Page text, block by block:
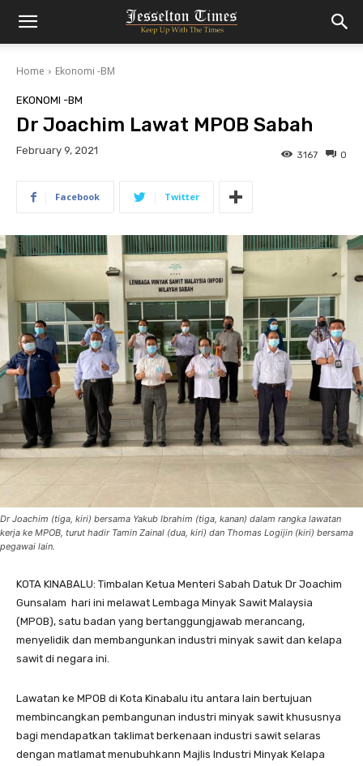
Home Ekonomi -BM
EKONOMI -BM
Dr Joachim Lawat MPOB Sabah
February 9, 2021 0
3167
Facebook Twitter
Dr Joachim (tiga, kiri) bersama Yakub Ibrahim (tiga, kanan) dalam rangka lawatan
kerja ke MPOB, turut hadir Tamin Zainal (dua, kiri) dan Thomas Logijin (kiri) bersama
pegawai lain.
KOTA KINABALU: Timbalan Ketua Menteri Sabah Datuk Dr Joachim
Gunsalam hari ini melawat Lembaga Minyak Sawit Malaysia
(MPOB), satu badan yang bertanggungjawab merancang,
menyelidik dan membangunkan industri minyak sawit dan kelapa
sawit di negara ini.
Lawatan ke MPOB di Kota Kinabalu itu antara lain bertujuan
membincangkan pembangunan industri minyak sawit khususnya
bagi mendapatkan taklimat berkenaan industri sawit selaras
dengan matlamat menubuhkann Majlis Industri Minyak Kelapa